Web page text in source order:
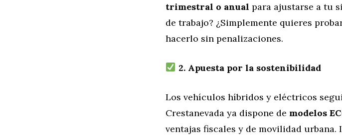
trimestral o anual para ajustarse a tu
de trabajo? ¿Simplemente quieres
hacerlo sin penalizaciones.
2. Apuesta por la sostenibilidad
Los vehículos híbridos y eléctricos
Crestanevada ya dispone de modelos
ventajas fiscales y de movilidad